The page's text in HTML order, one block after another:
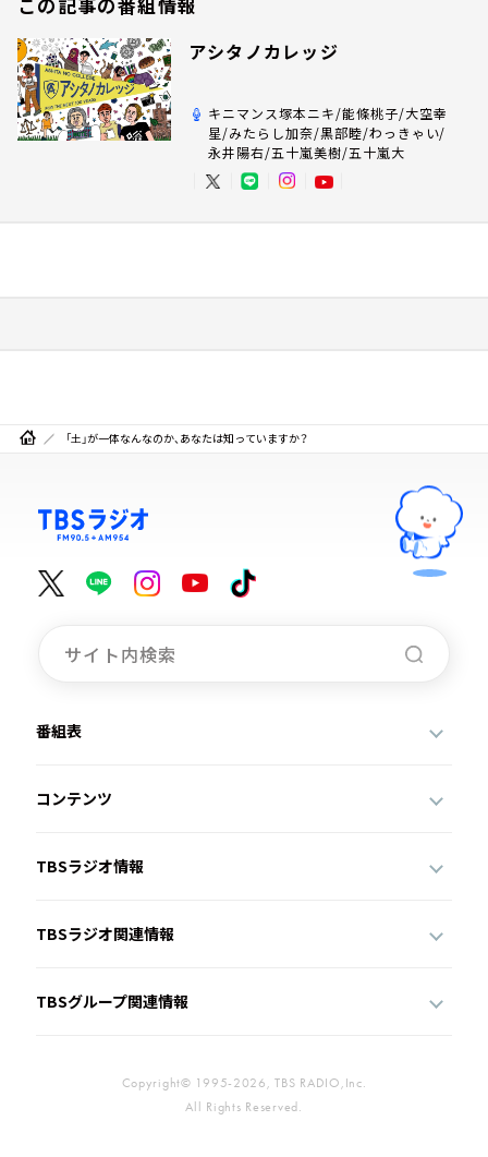
アシタノカレッジ
キニマンス塚本ニキ/能條桃子/大空幸
星/みたらし加奈/黒部睦/わっきゃい/
永井陽右/五十嵐美樹/五十嵐大
「土」が一体なんなのか、あなたは知っていますか？
番組表
コンテンツ
TBSラジオ情報
TBSラジオ関連情報
TBSグループ関連情報
Copyright© 1995-2026, TBS RADIO,Inc.
All Rights Reserved.